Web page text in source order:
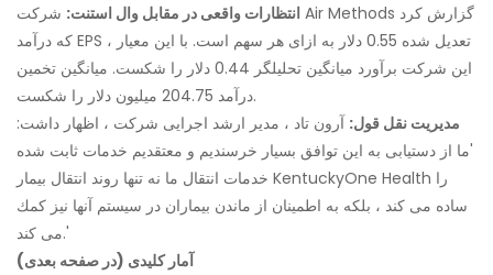
انتظارات واقعی در مقابل وال استنت: شرکت Air Methods گزارش کرد
که درآمد EPS تعدیل شده 0.55 دلار به ازای هر سهم است. با این معیار ،
این شرکت برآورد میانگین تحلیلگر 0.44 دلار را شکست. میانگین تخمین
درآمد 204.75 میلیون دلار را شکست.
مدیریت نقل قول: آرون تاد ، مدیر ارشد اجرایی شرکت ، اظهار داشت:
'ما از دستیابی به این توافق بسیار خرسندیم و معتقدیم خدمات ثابت شده
خدمات انتقال ما نه تنها روند انتقال بیمار KentuckyOne Health را
ساده می كند ، بلكه به اطمینان از ماندن بیماران در سیستم آنها نیز كمك
می كند.'
آمار کلیدی (در صفحه بعدی)